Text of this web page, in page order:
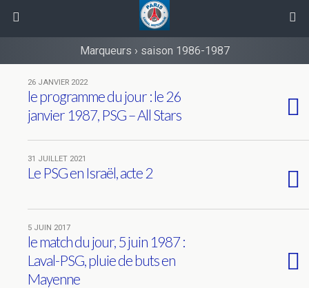
Marqueurs › saison 1986-1987
26 JANVIER 2022
le programme du jour : le 26
janvier 1987, PSG – All Stars
31 JUILLET 2021
Le PSG en Israël, acte 2
5 JUIN 2017
le match du jour, 5 juin 1987 :
Laval-PSG, pluie de buts en
Mayenne